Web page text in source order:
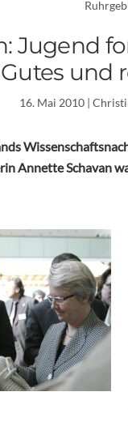
Jugend
Gutes und
16. Mai 2010|
Annette Schavan